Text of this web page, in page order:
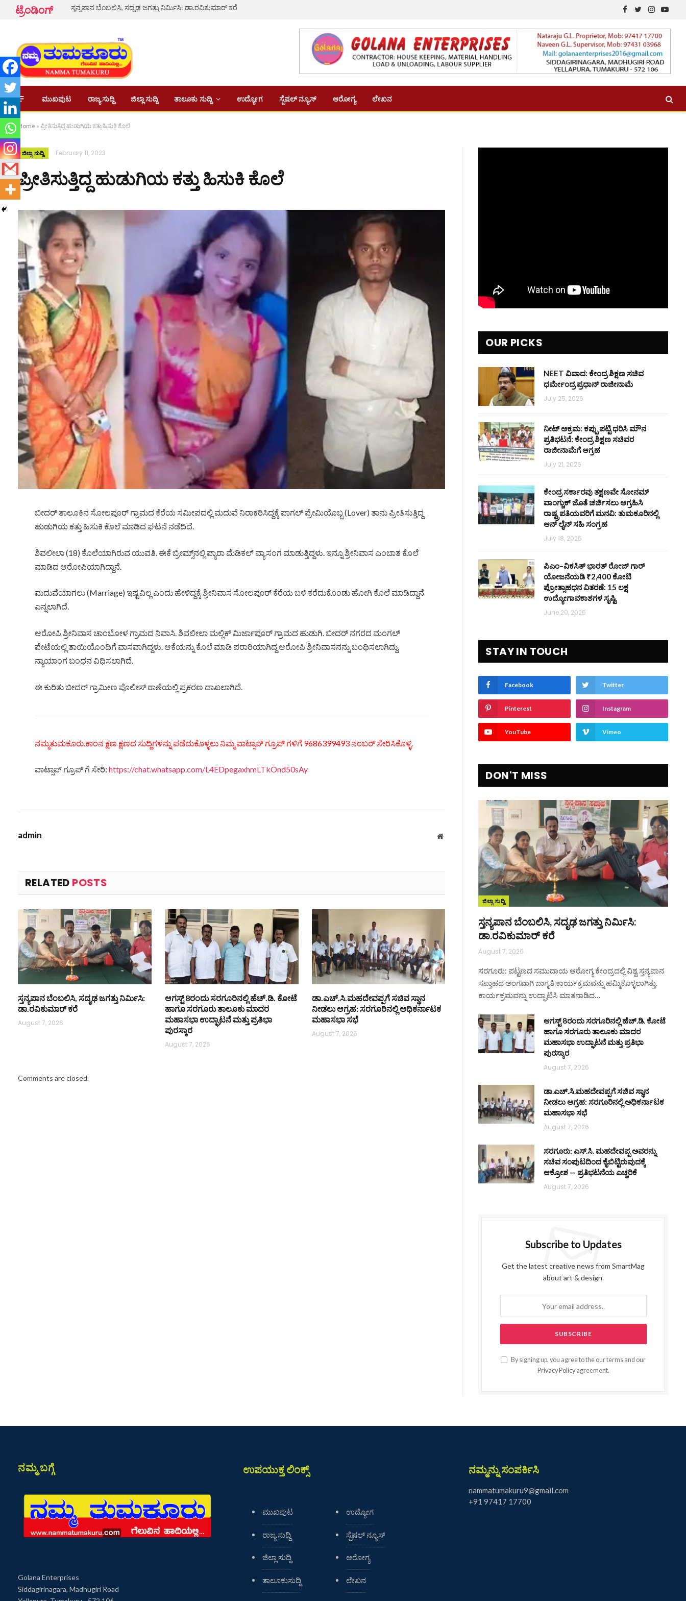
ಟ್ರೆಂಡಿಂಗ್ ಸ್ತನ್ಯಪಾನ ಬೆಂಬಲಿಸಿ, ಸದೃಢ ಜಗತ್ತು ನಿರ್ಮಿಸಿ: ಡಾ.ರವಿಕುಮಾರ್ ಕರೆ
Facebook
TwitterInstagram
ಮುಖಪುಟ ರಾಜ್ಯ ಸುದ್ದಿ ಜಿಲ್ಲಾ ಸುದ್ದಿ ತಾಲೂಕು ಸುದ್ದಿ ಉದ್ಯೋಗ ಸ್ಪೆಷಲ್ ನ್ಯೂಸ್ ಆರೋಗ್ಯ ಲೇಖನ
Home » ಪ್ರೀತಿಸುತ್ತಿದ್ದ ಹುಡುಗಿಯ ಕತ್ತು ಹಿಸುಕಿ ಕೊಲೆ
ಜಿಲ್ಲಾ ಸುದ್ದಿ February 11, 2023
ಪ್ರೀತಿಸುತ್ತಿದ್ದ ಹುಡುಗಿಯ ಕತ್ತು ಹಿಸುಕಿ ಕೊಲೆ
ಬೀದರ್ ತಾಲೂಕಿನ ಸೋಲಪೂರ್ ಗ್ರಾಮದ ಕೆರೆಯ ಸಮೀಪದಲ್ಲಿ ಮದುವೆ ನಿರಾಕರಿಸಿದ್ದಕ್ಕೆ ಪಾಗಲ್​ ಪ್ರೇಮಿಯೊಬ್ಬ (Lover) ತಾನು ಪ್ರೀತಿಸುತ್ತಿದ್ದ
ಹುಡುಗಿಯ ಕತ್ತು ಹಿಸುಕಿ ಕೊಲೆ ಮಾಡಿದ ಘಟನೆ ನಡೆದಿದೆ.
ಶಿವಲೀಲಾ (18) ಕೊಲೆಯಾಗಿರುವ ಯುವತಿ. ಈಕೆ ಬ್ರೀಮ್ಸ್​ನಲ್ಲಿ ಪ್ಯಾರಾ ಮೆಡಿಕಲ್ ವ್ಯಾಸಂಗ ಮಾಡುತ್ತಿದ್ದಳು. ಇನ್ನೂ ಶ್ರೀನಿವಾಸ ಎಂಬಾತ ಕೊಲೆ
ಮಾಡಿದ ಆರೋಪಿಯಾಗಿದ್ದಾನೆ.
ಮದುವೆಯಾಗಲು (Marriage) ಇಷ್ಟವಿಲ್ಲ ಎಂದು ಹೇಳಿದ್ದಕ್ಕೆ ಶ್ರೀನಿವಾಸ ಸೋಲಪೂರ್ ಕೆರೆಯ ಬಳಿ ಕರೆದುಕೊಂಡು ಹೋಗಿ ಕೊಲೆ ಮಾಡಿದ್ದಾನೆ
ಎನ್ನಲಾಗಿದೆ.
ಆರೋಪಿ ಶ್ರೀನಿವಾಸ ಚಾಂಬೋಳ ಗ್ರಾಮದ ನಿವಾಸಿ. ಶಿವಲೀಲಾ ಮಲ್ಲಿಕ್ ಮಿರ್ಜಾಪೂರ್ ಗ್ರಾಮದ ಹುಡುಗಿ. ಬೀದರ್ ನಗರದ ಮಂಗಲ್
ಪೇಟೆಯಲ್ಲಿ ತಾಯಿಯೊಂದಿಗೆ ವಾಸವಾಗಿದ್ದಳು. ಆಕೆಯನ್ನು ಕೊಲೆ ಮಾಡಿ ಪರಾರಿಯಾಗಿದ್ದ ಆರೋಪಿ ಶ್ರೀನಿವಾಸನನ್ನು ಬಂಧಿಸಲಾಗಿದ್ದು,
ನ್ಯಾಯಾಂಗ ಬಂಧನ ವಿಧಿಸಲಾಗಿದೆ.
ಈ ಕುರಿತು ಬೀದರ್ ಗ್ರಾಮೀಣ ಪೊಲೀಸ್ ಠಾಣೆಯಲ್ಲಿ ಪ್ರಕರಣ ದಾಖಲಾಗಿದೆ.
ನಮ್ಮತುಮಕೂರು.ಕಾಂನ ಕ್ಷಣ ಕ್ಷಣದ ಸುದ್ದಿಗಳನ್ನು ಪಡೆದುಕೊಳ್ಳಲು ನಿಮ್ಮ ವಾಟ್ಸಾಪ್ ಗ್ರೂಪ್ ಗಳಿಗೆ 9686399493 ನಂಬರ್ ಸೇರಿಸಿಕೊಳ್ಳಿ.
ವಾಟ್ಸಾಪ್ ಗ್ರೂಪ್ ಗೆ ಸೇರಿ: https://chat.whatsapp.com/L4EDpegaxhmLTkOnd50sAy
admin Website
RELATED POSTS
ಸ್ತನ್ಯಪಾನ ಬೆಂಬಲಿಸಿ, ಸದೃಢ ಜಗತ್ತು ನಿರ್ಮಿಸಿ:
ಡಾ.ರವಿಕುಮಾರ್ ಕರೆ
August 7, 2026
ಆಗಸ್ಟ್ 8ರಂದು ಸರಗೂರಿನಲ್ಲಿ ಹೆಚ್.ಡಿ. ಕೋಟೆ
ಹಾಗೂ ಸರಗೂರು ತಾಲೂಕು ಮಾದರ
ಮಹಾಸಭಾ ಉದ್ಘಾಟನೆ ಮತ್ತು ಪ್ರತಿಭಾ
ಪುರಸ್ಕಾರ
August 7, 2026
ಡಾ.ಎಚ್.ಸಿ.ಮಹದೇವಪ್ಪಗೆ ಸಚಿವ ಸ್ಥಾನ
ನೀಡಲು ಆಗ್ರಹ: ಸರಗೂರಿನಲ್ಲಿ ಅಧಿಕರ್ನಾಟಕ
ಮಹಾಸಭಾ ಸಭೆ
August 7, 2026
Comments are closed.
OUR PICKS
NEET ವಿವಾದ: ಕೇಂದ್ರ ಶಿಕ್ಷಣ ಸಚಿವ
ಧರ್ಮೇಂದ್ರ ಪ್ರಧಾನ್ ರಾಜೀನಾಮೆ
July 25, 2026
ನೀಟ್ ಅಕ್ರಮ: ಕಪ್ಪು ಪಟ್ಟಿ ಧರಿಸಿ ಮೌನ
ಪ್ರತಿಭಟನೆ: ಕೇಂದ್ರ ಶಿಕ್ಷಣ ಸಚಿವರ
ರಾಜೀನಾಮೆಗೆ ಆಗ್ರಹ
July 21, 2026
ಕೇಂದ್ರ ಸರ್ಕಾರವು ತಕ್ಷಣವೇ ಸೋನಮ್
ವಾಂಗ್ಚುಕ್ ಜೊತೆ ಚರ್ಚಿಸಲು ಆಗ್ರಹಿಸಿ
ರಾಷ್ಟ್ರಪತಿಯವರಿಗೆ ಮನವಿ: ತುಮಕೂರಿನಲ್ಲಿ
ಆನ್‌ ಲೈನ್ ಸಹಿ ಸಂಗ್ರಹ
July 18, 2026
ಪಿಎಂ–ವಿಕಸಿತ್ ಭಾರತ್ ರೋಜ್‌ ಗಾರ್
ಯೋಜನೆಯಡಿ ₹2,400 ಕೋಟಿ
ಪ್ರೋತ್ಸಾಹಧನ ವಿತರಣೆ: 15 ಲಕ್ಷ
ಉದ್ಯೋಗಾವಕಾಶಗಳ ಸೃಷ್ಟಿ
June 20, 2026
STAY IN TOUCH
Facebook Twitter
Pinterest Instagram
YouTube Vimeo
DON'T MISS
ಜಿಲ್ಲಾ ಸುದ್ದಿ
ಸ್ತನ್ಯಪಾನ ಬೆಂಬಲಿಸಿ, ಸದೃಢ ಜಗತ್ತು ನಿರ್ಮಿಸಿ:
ಡಾ.ರವಿಕುಮಾರ್ ಕರೆ
August 7, 2026
ಸರಗೂರು: ಪಟ್ಟಣದ ಸಮುದಾಯ ಆರೋಗ್ಯ ಕೇಂದ್ರದಲ್ಲಿ ವಿಶ್ವ ಸ್ತನ್ಯಪಾನ
ಸಪ್ತಾಹದ ಅಂಗವಾಗಿ ಜಾಗೃತಿ ಕಾರ್ಯಕ್ರಮವನ್ನು ಹಮ್ಮಿಕೊಳ್ಳಲಾಗಿತ್ತು.
ಕಾರ್ಯಕ್ರಮವನ್ನು ಉದ್ಘಾಟಿಸಿ ಮಾತನಾಡಿದ…
ಆಗಸ್ಟ್ 8ರಂದು ಸರಗೂರಿನಲ್ಲಿ ಹೆಚ್.ಡಿ. ಕೋಟೆ
ಹಾಗೂ ಸರಗೂರು ತಾಲೂಕು ಮಾದರ
ಮಹಾಸಭಾ ಉದ್ಘಾಟನೆ ಮತ್ತು ಪ್ರತಿಭಾ
ಪುರಸ್ಕಾರ
August 7, 2026
ಡಾ.ಎಚ್.ಸಿ.ಮಹದೇವಪ್ಪಗೆ ಸಚಿವ ಸ್ಥಾನ
ನೀಡಲು ಆಗ್ರಹ: ಸರಗೂರಿನಲ್ಲಿ ಅಧಿಕರ್ನಾಟಕ
ಮಹಾಸಭಾ ಸಭೆ
August 7, 2026
ಸರಗೂರು: ಎಸ್.ಸಿ. ಮಹದೇವಪ್ಪ ಅವರನ್ನು
ಸಚಿವ ಸಂಪುಟದಿಂದ ಕೈಬಿಟ್ಟಿರುವುದಕ್ಕೆ
ಆಕ್ರೋಶ — ಪ್ರತಿಭಟನೆಯ ಎಚ್ಚರಿಕೆ
August 7, 2026
Subscribe to Updates
Get the latest creative news from SmartMag
about art & design.
By signing up, you agree to the our terms and our
Privacy Policyagreement.
ನಮ್ಮ ಬಗ್ಗೆ
Golana Enterprises
Siddagirinagara, Madhugiri Road
ಉಪಯುಕ್ತ ಲಿಂಕ್ಸ್
ಮುಖಪುಟ
ರಾಜ್ಯ ಸುದ್ದಿ
ಜಿಲ್ಲಾ ಸುದ್ದಿ
ತಾಲೂಕುಸುದ್ದಿ
ಉದ್ಯೋಗ
ಸ್ಪೆಷಲ್ ನ್ಯೂಸ್
ಆರೋಗ್ಯ
ಲೇಖನ
ನಮ್ಮನ್ನು ಸಂಪರ್ಕಿಸಿ
nammatumakuru9@gmail.com
+91 97417 17700